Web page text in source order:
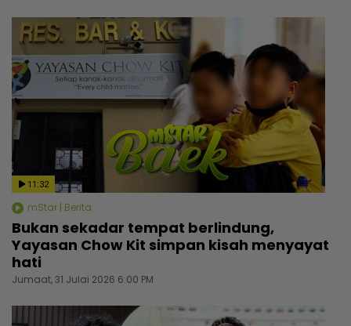
11:32
mStar | Berita
Bukan sekadar tempat berlindung,
Yayasan Chow Kit simpan kisah menyayat
hati
Jumaat, 31 Julai 2026 6:00 PM